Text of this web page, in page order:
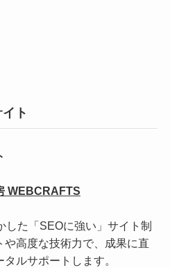
ト
WEBCRAFTS
した「SEOに強い」サイト制
高度な技術力で、成果に直
ルサポートします。